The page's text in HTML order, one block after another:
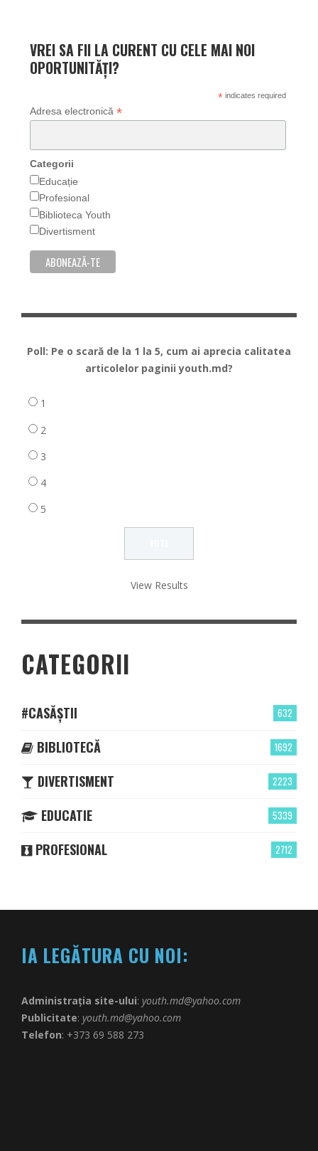
VREI SA FII LA CURENT CU CELE MAI NOI
OPORTUNITĂȚI?
*indicates required
Adresa electronică *
Categorii
Educație
Profesional
Biblioteca Youth
Divertisment
Poll: Pe o scară de la 1 la 5, cum ai aprecia calitatea
articolelor paginii youth.md?
1
2
3
4
5
View Results
CATEGORII
632
#CASĂȘTII
1692
BIBLIOTECĂ
2223
DIVERTISMENT
5339
EDUCATIE
2712
PROFESIONAL
IA LEGĂTURA CU NOI:
Administrația site-ului: youth.md@yahoo.com
Publicitate: youth.md@yahoo.com
Telefon: +373 69 588 273